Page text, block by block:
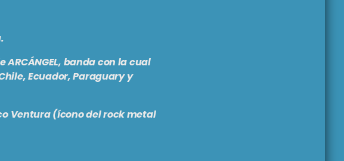
una experiencia
[…]
ARCÁNGEL, banda con la cual
Ecuador, Paraguary y
Ventura (ícono del rock metal